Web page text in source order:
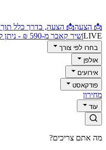
📩 הצעה📩 הצעה, בדרך כלל תוך 24 שעות
LIVE
|שיר קאבר מ-590 ₪ - ניתן להביא מלווה
בחרו לפי צורך
אולפן
אירועים
פודקאסט
מחירון
עוד
מה אתם צריכים?